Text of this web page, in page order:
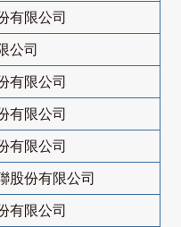
有限公司
公司
有限公司
有限公司
有限公司
股份有限公司
有限公司